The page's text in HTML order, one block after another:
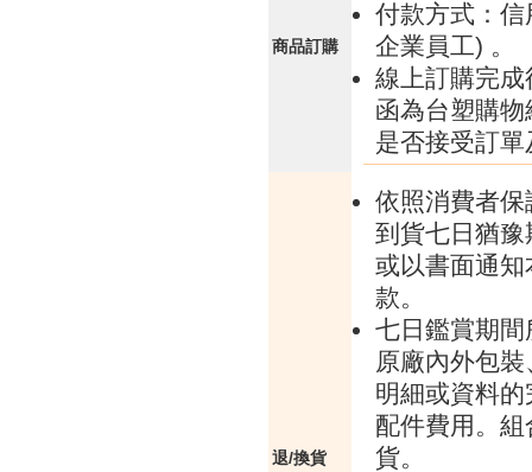
商品訂購
付款方式：
企業員工) 。
線上訂購完
函為台塑購
是否接受訂
退/換貨
依照消費者
到貨七日猶
或以書面通
款。
七日鑑賞期
原廠內外包
明細或資料
配件費用。
貨。